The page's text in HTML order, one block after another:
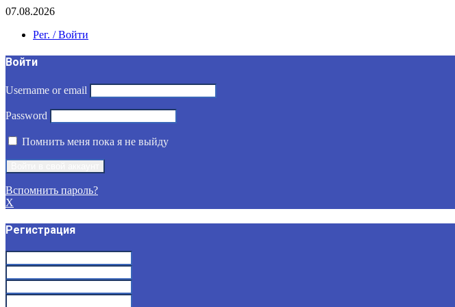
07.08.2026
Рег. / Войти
Войти
Username or email
Password
Помнить меня пока я не выйду
Вспомнить пароль?
X
Регистрация